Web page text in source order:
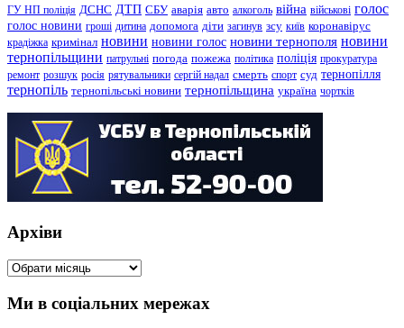
ГУ НП поліція ДСНС ДТП СБУ аварія авто алкоголь війна військові голос
голос новини гроші дитина допомога діти загинув зсу київ коронавірус
крадіжка кримінал новини новини голос новини тернополя новини
тернопільщини патрульні погода пожежа політика поліція прокуратура
ремонт розшук росія рятувальники сергій надал смерть спорт суд тернопілля
тернопіль тернопільські новини тернопільщина україна чортків
Архіви
Архіви
Ми в соціальних мережах